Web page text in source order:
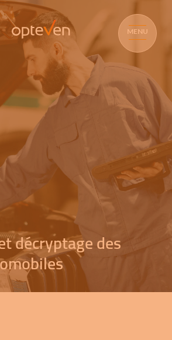
MENU
décryptage des